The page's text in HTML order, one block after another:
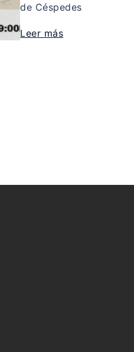
de Céspedes
Leer más